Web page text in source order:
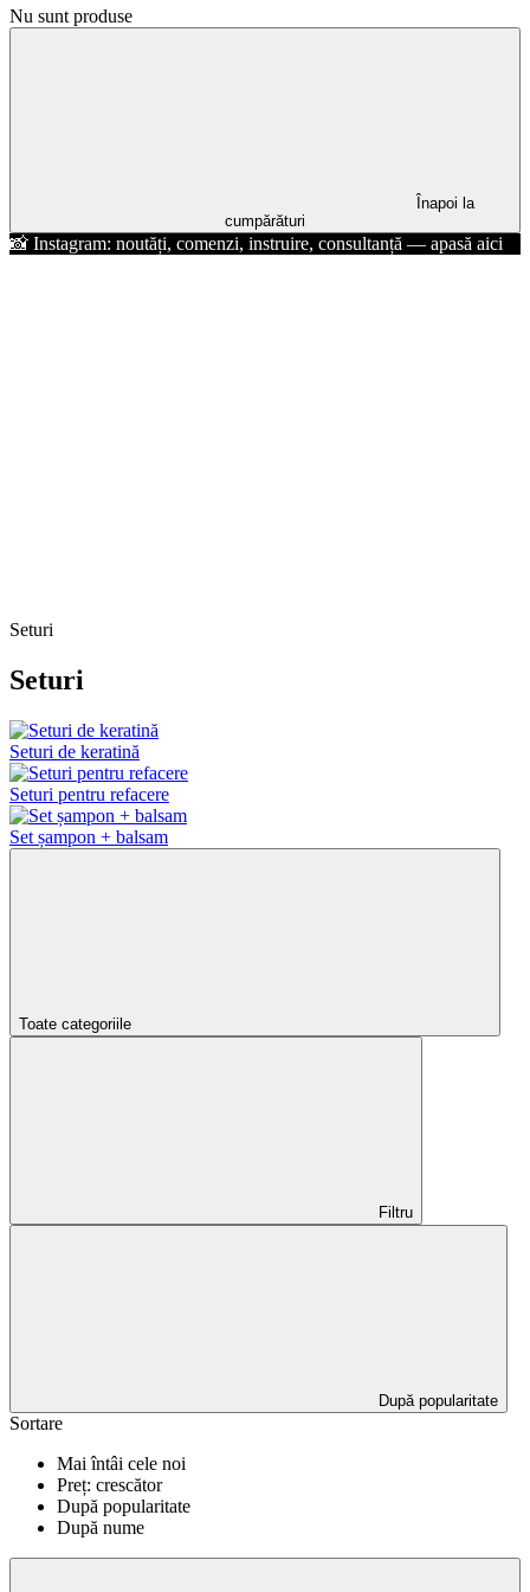
Nu sunt produse
Înapoi la
cumpărături
📸 Instagram: noutăți, comenzi, instruire, consultanță — apasă aici
Seturi
Seturi
Seturi de keratină
Seturi pentru refacere
Set șampon + balsam
Toate categoriile
Filtru
După popularitate
Sortare
Mai întâi cele noi
Preț: crescător
După popularitate
După nume